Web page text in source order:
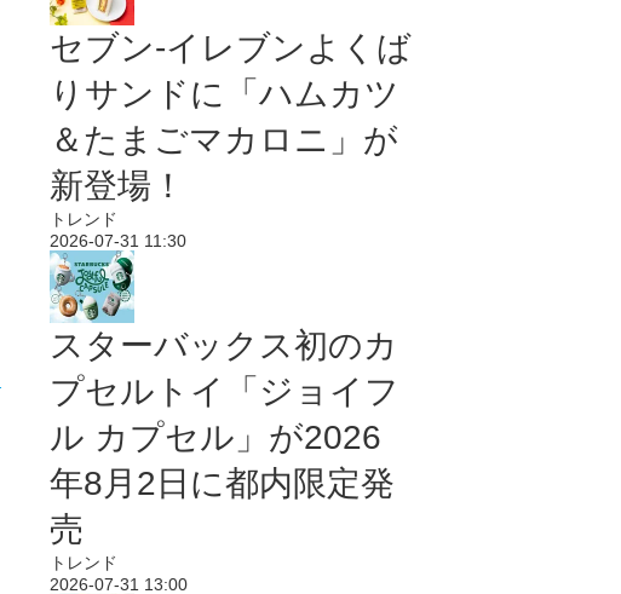
セブン‐イレブンよくば
りサンドに「ハムカツ
＆たまごマカロニ」が
新登場！
トレンド
2026-07-31 11:30
スターバックス初のカ
プセルトイ「ジョイフ
ル カプセル」が2026
年8月2日に都内限定発
売
トレンド
2026-07-31 13:00